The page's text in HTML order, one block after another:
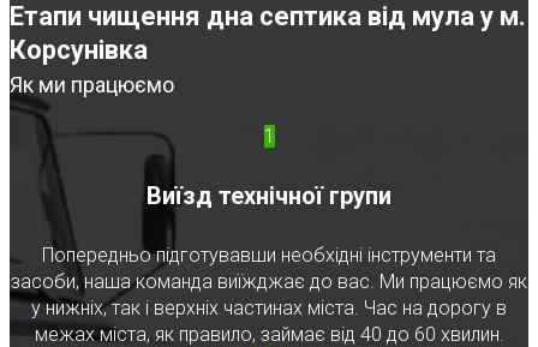
Етапи чищення дна септика від мула у м.
Корсунівка
Як ми працюємо
1
Виїзд технічної групи
Попередньо підготувавши необхідні інструменти та
засоби, наша команда виїжджає до вас. Ми працюємо як
у нижніх, так і верхніх частинах міста. Час на дорогу в
межах міста, як правило, займає від 40 до 60 хвилин.